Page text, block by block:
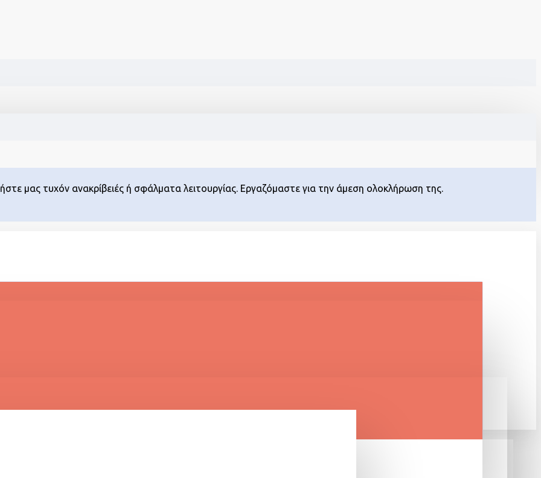
μας τυχόν ανακρίβειές ή σφάλματα λειτουργίας. Εργαζόμαστε για την άμεση ολοκλήρωση της.